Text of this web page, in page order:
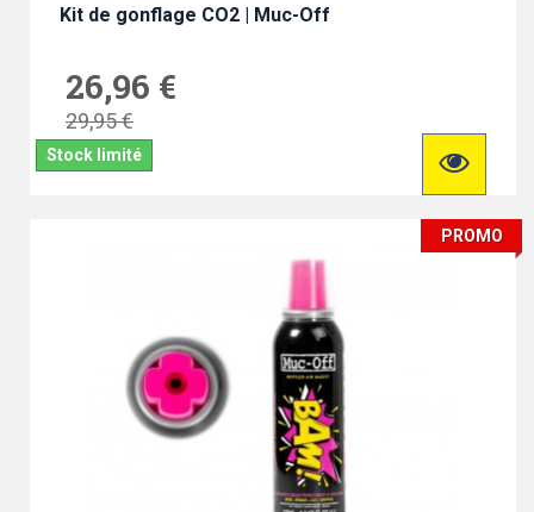
Kit de gonflage CO2 | Muc-Off
26,96 €
29,95 €
Stock limité
PROMO